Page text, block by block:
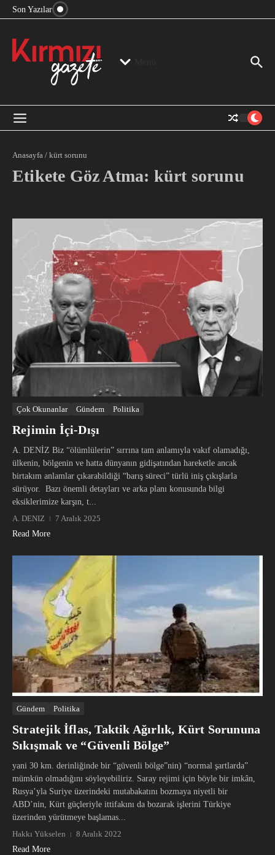
İçeriğe atla
Son Yazılar
“Mutlak Butlan” ve Bir Kez Daha Rejimin “Kendinden
Anasayfa / kürt sorunu
Etikete Göz Atma: kürt sorunu
Çok Okunanlar Gündem Politika
Rejimin İçi-Dışı
A. DENİZ Biz “ölümlülerin” sırrına tam anlamıyla vakıf olamadığı,
ülkenin, bölgenin ve hatta dünyanın gidişatından hareketle ancak
birtakım anlamlar çıkarabildiği “barış süreci” türlü iniş çıkışlarla
sürüyor. Bazı önemli detayları ve arka planı konusunda bilgi
eksiklerimize karşın, t...
A. DENIZ
7 Aralık 2025
Read More
Gündem Politika
Stratejik İflas, Taktik Ağırlık, Kürt Sorununa
Sıkışmak ve “Güvenli Bölge”
yani 30 km. derinliğinde bir “güvenli bölge”nin) “normal şartlarda”
mümkün olmadığını söyleyebiliriz. Saray rejimi için böyle bir imkân,
Rusya’yla Suriye üzerindeki mutabakatını bozmaya niyetli bir
ABD’nin, Kürt güçleriyle ittifakını da bozarak işlerini Türkiye
üzerinden yürütmeye başlamas...
Hakkı Yükselen
8 Aralık 2022
Read More